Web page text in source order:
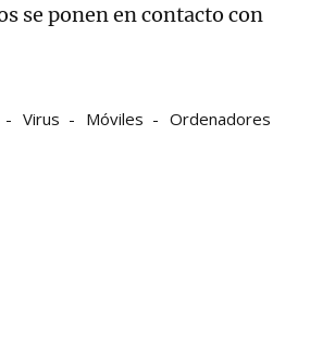
se ponen en contacto con
Virus Móviles Ordenadores